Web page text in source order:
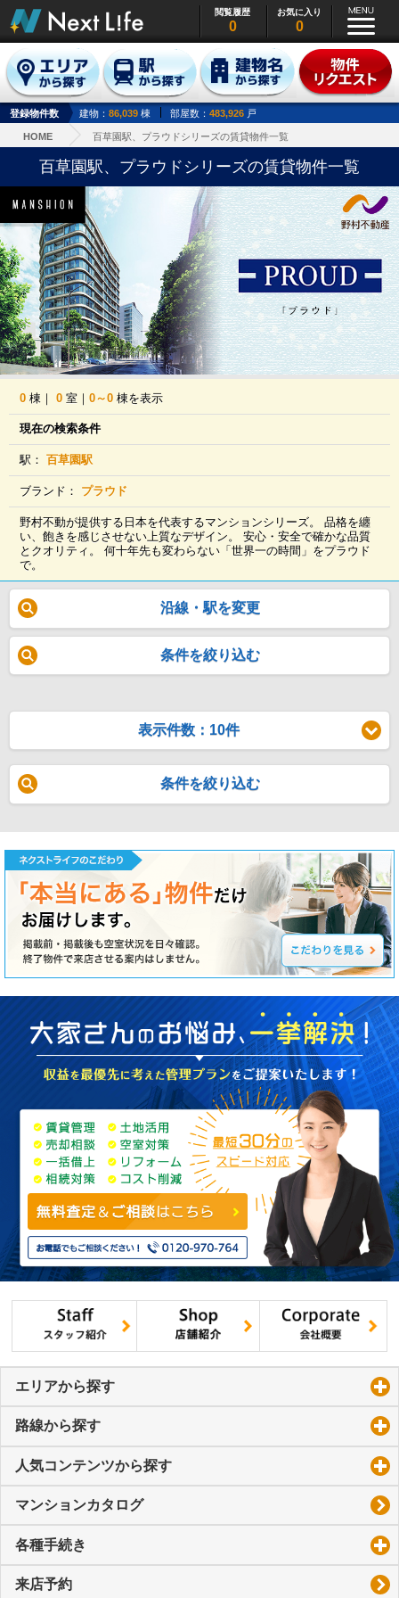
閲覧履歴
0
お気に入り
0
登録物件数 建物： 86,039 棟 部屋数： 483,926 戸
HOME 百草園駅、プラウドシリーズの賃貸物件一覧
百草園駅、プラウドシリーズの賃貸物件一覧
0 棟｜0 室｜0～0 棟を表示
現在の検索条件
駅：百草園駅
ブランド： プラウド
野村不動が提供する日本を代表するマンションシリーズ。 品格を纏
い、飽きを感じさせない上質なデザイン。 安心・安全で確かな品質
とクオリティ。 何十年先も変わらない「世界一の時間」をプラウド
で。
沿線・駅を変更
条件を絞り込む
表示件数：10件
条件を絞り込む
エリアから探す
路線から探す
人気コンテンツから探す
マンションカタログ
各種手続き
来店予約